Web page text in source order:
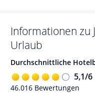
Informationen zu
Urlaub
Durchschnittliche
5,1/6
46.016 Bewertungen